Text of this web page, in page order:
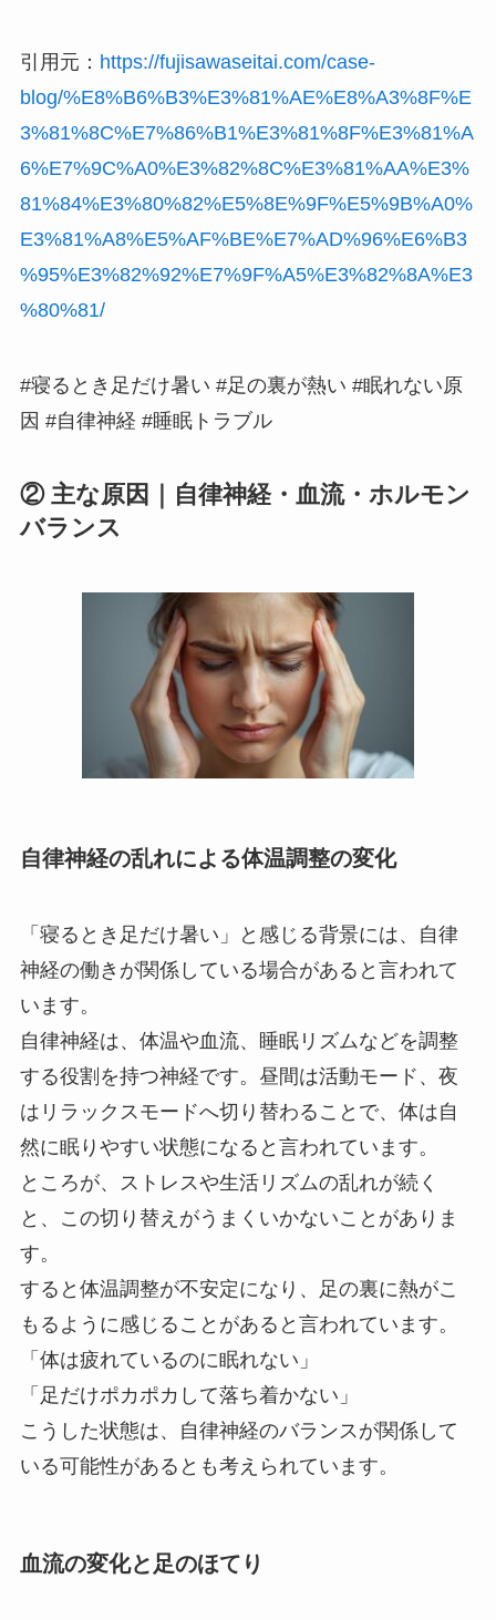
引用元： https://fujisawaseitai.com/case-
blog/%E8%B6%B3%E3%81%AE%E8%A3%8F%E
3%81%8C%E7%86%B1%E3%81%8F%E3%81%A
6%E7%9C%A0%E3%82%8C%E3%81%AA%E3%
81%84%E3%80%82%E5%8E%9F%E5%9B%A0%
E3%81%A8%E5%AF%BE%E7%AD%96%E6%B3
%95%E3%82%92%E7%9F%A5%E3%82%8A%E3
%80%81/
#寝るとき足だけ暑い #足の裏が熱い #眠れない原
因 #自律神経 #睡眠トラブル
② 主な原因｜自律神経・血流・ホルモン
バランス
自律神経の乱れによる体温調整の変化
「寝るとき足だけ暑い」と感じる背景には、自律
神経の働きが関係している場合があると言われて
います。
自律神経は、体温や血流、睡眠リズムなどを調整
する役割を持つ神経です。昼間は活動モード、夜
はリラックスモードへ切り替わることで、体は自
然に眠りやすい状態になると言われています。
ところが、ストレスや生活リズムの乱れが続く
と、この切り替えがうまくいかないことがありま
す。
すると体温調整が不安定になり、足の裏に熱がこ
もるように感じることがあると言われています。
「体は疲れているのに眠れない」
「足だけポカポカして落ち着かない」
こうした状態は、自律神経のバランスが関係して
いる可能性があるとも考えられています。
血流の変化と足のほてり